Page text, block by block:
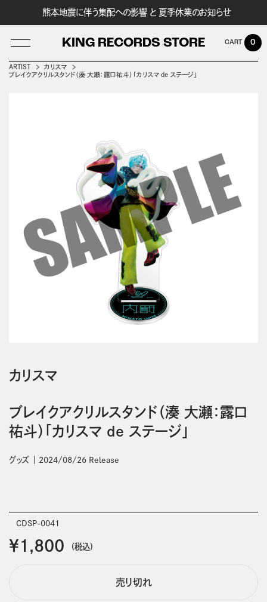
熊本地震に伴う集配への影響 と 夏季休業のお知らせ
KING RECORDS STORE 0
ARTIST
カリスマ
ブレイクアクリルスタンド（湊 大瀬：露口祐斗）「カリスマ de ステージ」
カリスマ
ブレイクアクリルスタンド（湊 大瀬：露口
祐斗）「カリスマ de ステージ」
グッズ 2024/08/26 Release
CDSP-0041
￥1,800 (税込)
売り切れ